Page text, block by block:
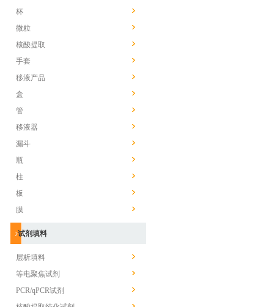
杯
微粒
核酸提取
手套
移液产品
盒
管
移液器
漏斗
瓶
柱
板
膜
试剂填料
层析填料
等电聚焦试剂
PCR/qPCR试剂